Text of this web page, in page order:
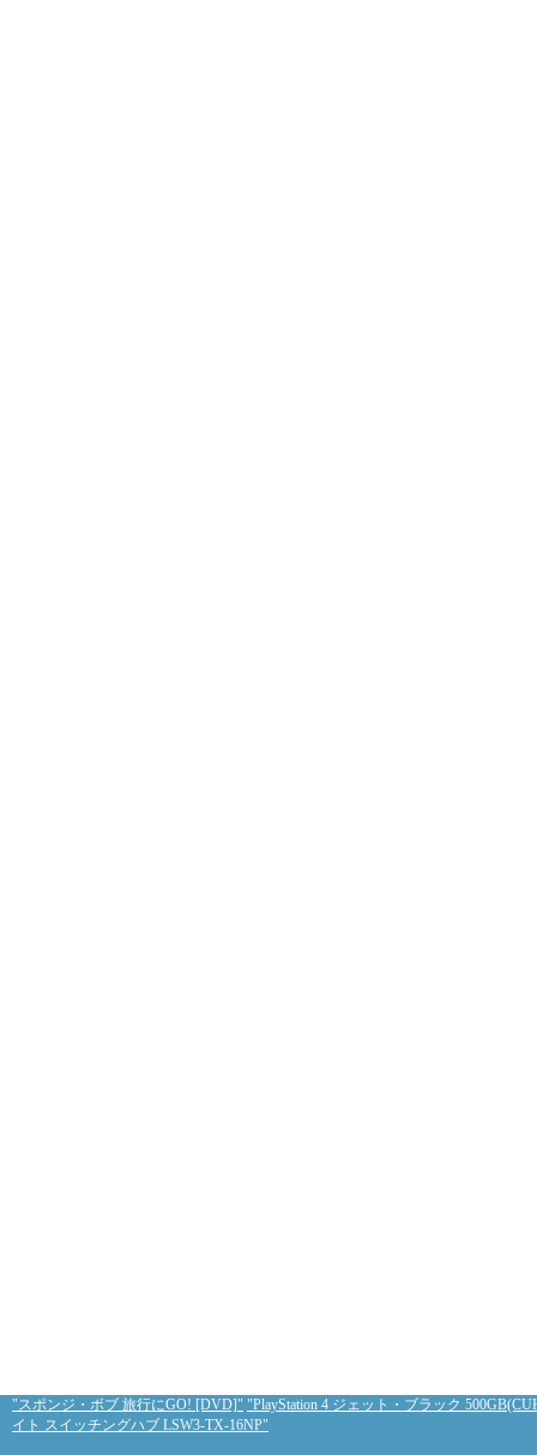
"スポンジ・ボブ 旅行にGO! [DVD]" "PlayStation 4 ジェット・ブラック
イト スイッチングハブ LSW3-TX-16NP"